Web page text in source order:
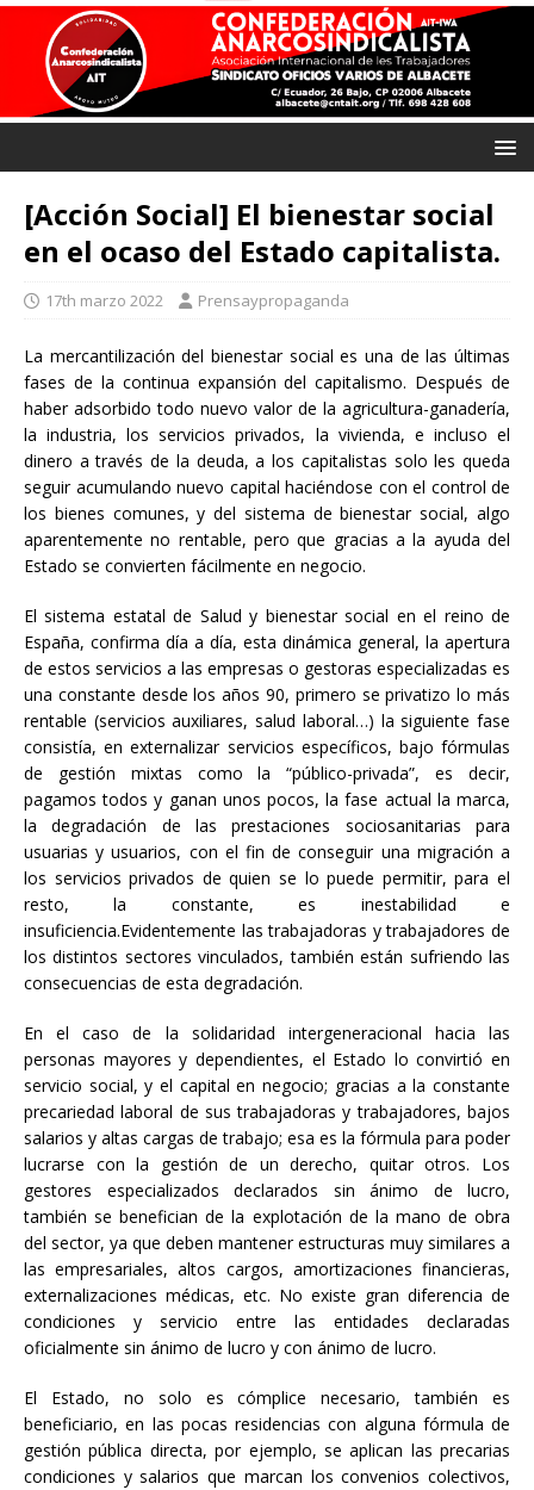
[Acción Social] El bienestar social
en el ocaso del Estado capitalista.
17th marzo 2022 Prensaypropaganda
La mercantilización del bienestar social es una de las últimas
fases de la continua expansión del capitalismo. Después de
haber adsorbido todo nuevo valor de la agricultura-ganadería,
la industria, los servicios privados, la vivienda, e incluso el
dinero a través de la deuda, a los capitalistas solo les queda
seguir acumulando nuevo capital haciéndose con el control de
los bienes comunes, y del sistema de bienestar social, algo
aparentemente no rentable, pero que gracias a la ayuda del
Estado se convierten fácilmente en negocio.
El sistema estatal de Salud y bienestar social en el reino de
España, confirma día a día, esta dinámica general, la apertura
de estos servicios a las empresas o gestoras especializadas es
una constante desde los años 90, primero se privatizo lo más
rentable (servicios auxiliares, salud laboral…) la siguiente fase
consistía, en externalizar servicios específicos, bajo fórmulas
de gestión mixtas como la “público-privada”, es decir,
pagamos todos y ganan unos pocos, la fase actual la marca,
la degradación de las prestaciones sociosanitarias para
usuarias y usuarios, con el fin de conseguir una migración a
los servicios privados de quien se lo puede permitir, para el
resto, la constante, es inestabilidad e
insuficiencia.Evidentemente las trabajadoras y trabajadores de
los distintos sectores vinculados, también están sufriendo las
consecuencias de esta degradación.
En el caso de la solidaridad intergeneracional hacia las
personas mayores y dependientes, el Estado lo convirtió en
servicio social, y el capital en negocio; gracias a la constante
precariedad laboral de sus trabajadoras y trabajadores, bajos
salarios y altas cargas de trabajo; esa es la fórmula para poder
lucrarse con la gestión de un derecho, quitar otros. Los
gestores especializados declarados sin ánimo de lucro,
también se benefician de la explotación de la mano de obra
del sector, ya que deben mantener estructuras muy similares a
las empresariales, altos cargos, amortizaciones financieras,
externalizaciones médicas, etc. No existe gran diferencia de
condiciones y servicio entre las entidades declaradas
oficialmente sin ánimo de lucro y con ánimo de lucro.
El Estado, no solo es cómplice necesario, también es
beneficiario, en las pocas residencias con alguna fórmula de
gestión pública directa, por ejemplo, se aplican las precarias
condiciones y salarios que marcan los convenios colectivos,